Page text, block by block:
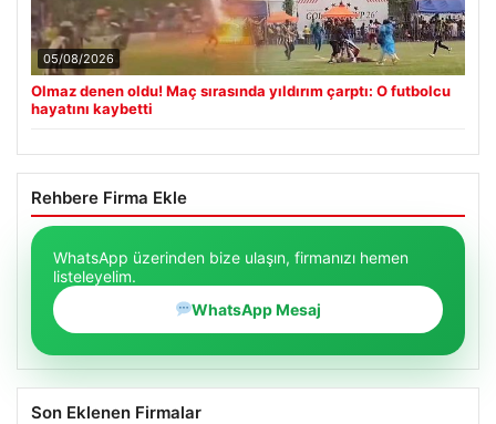
05/08/2026
Olmaz denen oldu! Maç sırasında yıldırım çarptı: O futbolcu
hayatını kaybetti
Rehbere Firma Ekle
WhatsApp üzerinden bize ulaşın, firmanızı hemen
listeleyelim.
WhatsApp Mesaj
Son Eklenen Firmalar